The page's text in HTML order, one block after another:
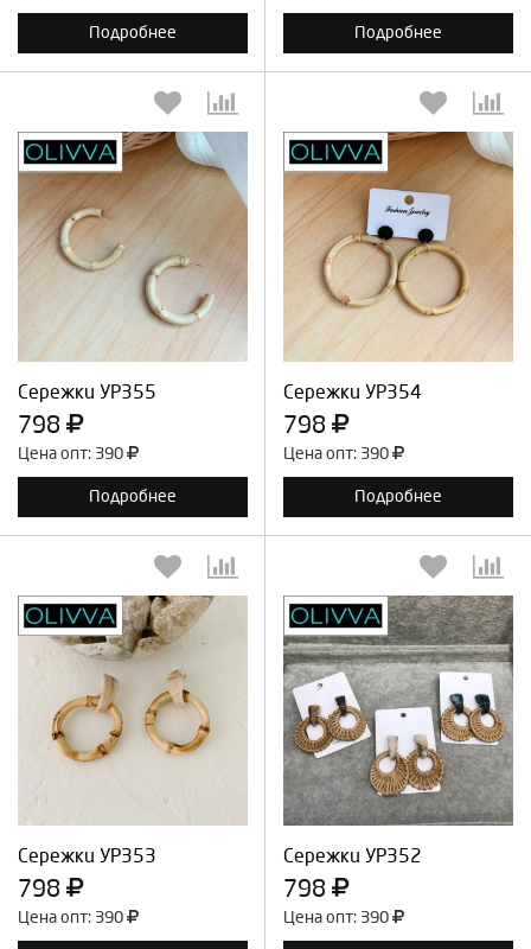
Подробнее Подробнее
Сережки УР355
798
Цена опт: 390
Подробнее
Выберите количество:
Продолжить Отмена
Сережки УР354
798
Цена опт: 390
Подробнее
Выберите количество:
Продолжить Отмена
Сережки УР353
798
Цена опт: 390
Выберите количество:
Сережки УР352
798
Цена опт: 390
Выберите количество:
Продолжить Отмена